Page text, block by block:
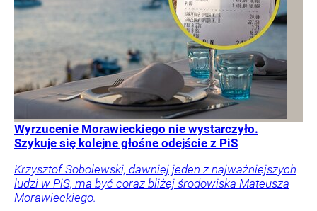
Wyrzucenie Morawieckiego nie wystarczyło.
Szykuje się kolejne głośne odejście z PiS
Krzysztof Sobolewski, dawniej jeden z najważniejszych
ludzi w PiS, ma być coraz bliżej środowiska Mateusza
Morawieckiego.